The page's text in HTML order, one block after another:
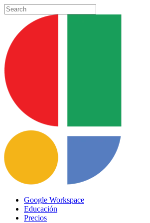
Skip
to
content
Search
Menu
Google Workspace
Educación
Precios